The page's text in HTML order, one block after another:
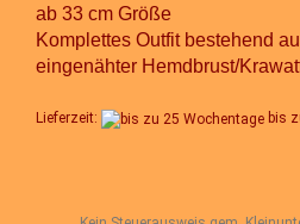
ab 33 cm Größe
Komplettes Outfit bestehend
eingenähter Hemdbrust/
Lieferzeit: bis